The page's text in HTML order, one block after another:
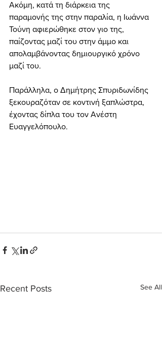
Ακόμη, κατά τη διάρκεια της
παραμονής της στην παραλία, η Ιωάννα
Τούνη αφιερώθηκε στον γιο της,
παίζοντας μαζί του στην άμμο και
απολαμβάνοντας δημιουργικό χρόνο
μαζί του.
Παράλληλα, ο Δημήτρης Σπυριδωνίδης
ξεκουραζόταν σε κοντινή ξαπλώστρα,
έχοντας δίπλα του τον Ανέστη
Ευαγγελόπουλο.
Recent Posts See All